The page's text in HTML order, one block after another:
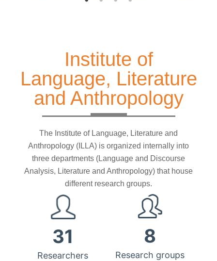
Institute of
Language, Literature
and Anthropology
The Institute of Language, Literature and
Anthropology (ILLA) is organized internally into
three departments (Language and Discourse
Analysis, Literature and Anthropology) that house
different research groups.
31
Researchers
8
Research groups